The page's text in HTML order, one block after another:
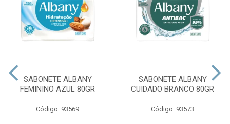
SABONETE ALBANY
FEMININO AZUL 80GR
Código: 93569
SABONETE ALBANY
CUIDADO BRANCO 80GR
Código: 93573